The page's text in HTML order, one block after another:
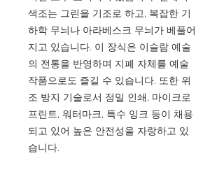
색조는 그린을 기조로 하고, 복잡한 기
하학 무늬나 아라베스크 무늬가 베풀어
지고 있습니다. 이 장식은 이슬람 예술
의 전통을 반영하며 지폐 자체를 예술
작품으로도 즐길 수 있습니다. 또한 위
조 방지 기술로서 정밀 인쇄, 마이크로
프린트, 워터마크, 특수 잉크 등이 채용
되고 있어 높은 안전성을 자랑하고 있
습니다.